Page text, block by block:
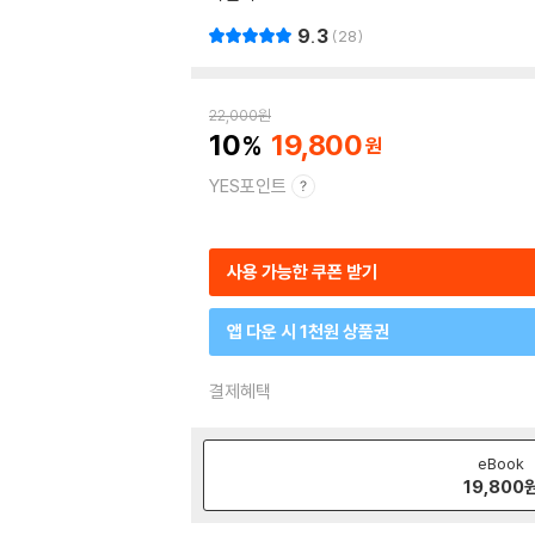
9.3 28
22,000원
10 19,800
YES포인트
사용 가능한 쿠폰 받기
앱 다운 시 1천원 상품권
결제혜택
eBook
19,800